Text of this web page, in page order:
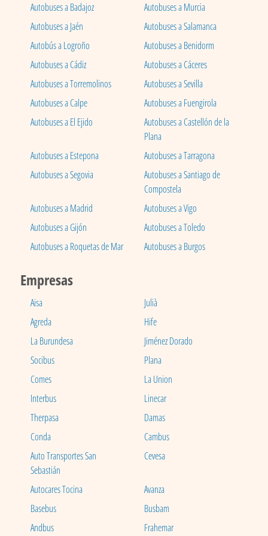
Autobuses a Badajoz
Autobuses a Murcia
Autobuses a Jaén
Autobuses a Salamanca
Autobús a Logroño
Autobuses a Benidorm
Autobuses a Cádiz
Autobuses a Cáceres
Autobuses a Torremolinos
Autobuses a Sevilla
Autobuses a Calpe
Autobuses a Fuengirola
Autobuses a El Ejido
Autobuses a Castellón de la
Plana
Autobuses a Estepona
Autobuses a Tarragona
Autobuses a Segovia
Autobuses a Santiago de
Compostela
Autobuses a Madrid
Autobuses a Vigo
Autobuses a Gijón
Autobuses a Toledo
Autobuses a Roquetas de Mar
Autobuses a Burgos
Empresas
Aisa
Julià
Agreda
Hife
La Burundesa
Jiménez Dorado
Socibus
Plana
Comes
La Union
Interbus
Linecar
Therpasa
Damas
Conda
Cambus
Auto Transportes San
Sebastián
Cevesa
Autocares Tocina
Avanza
Basebus
Busbam
Andbus
Frahemar